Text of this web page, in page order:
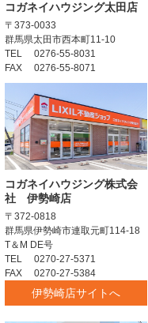
コガネイハウジング太田店
〒373-0033
群馬県太田市西本町11-10
TEL 0276-55-8031
FAX 0276-55-8071
コガネイハウジング株式会
社 伊勢崎店
〒372-0818
群馬県伊勢崎市連取元町114-18
T＆M DE号
TEL 0270-27-5371
FAX 0270-27-5384
伊勢崎店サイトへ